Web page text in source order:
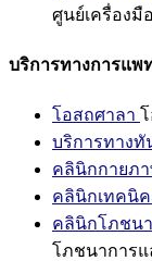
ศูนย์เครื่องมื
บริการทางการแพ
โอสถศาลา
บริการทางทั
คลินิกกายภ
คลินิกเทคนิ
คลินิกโภชน
โภชนาการ